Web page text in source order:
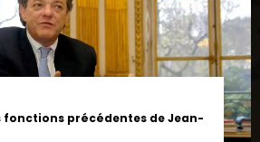
fonctions précédentes de Jean-